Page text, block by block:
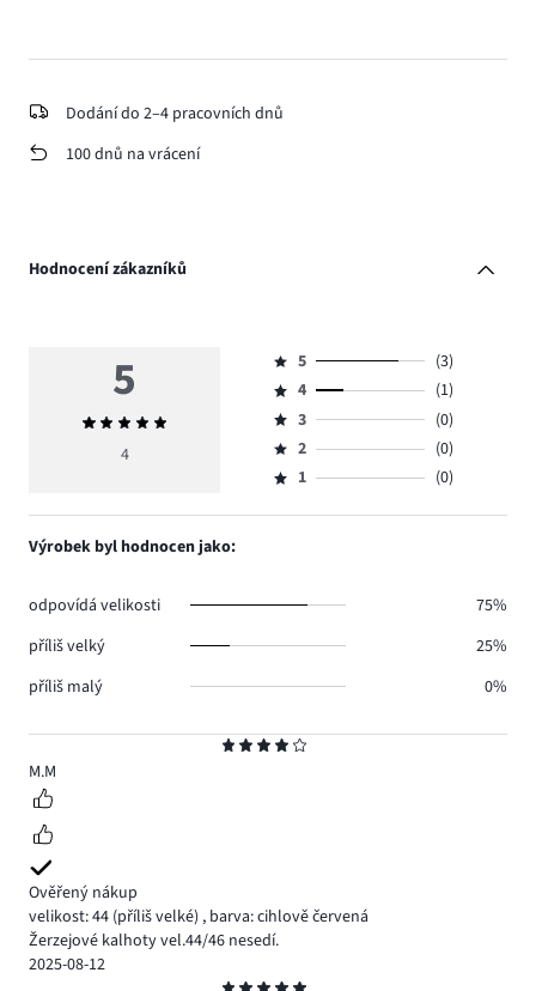
Dodání do 2–4 pracovních dnů
100 dnů na vrácení
Hodnocení zákazníků
4
M.M
Ověřený nákup
velikost: 44 (příliš velké) , barva: cihlově červená
Žerzejové kalhoty vel.44/46 nesedí.
2025-08-12
5
Průměrné
hodnocení
4
Hodnocení
5,
počet
hlasů
3.
5
(3)
Hodnocení
4,
počet
hlasů
4
(1)
Hodnocení
3,
počet
3
(0)
Hodnocení
2,
2
(0)
Hodnocení
1,
1 (0)
Výrobek byl hodnocen jako:
odpovídá velikosti
75%
příliš velký
25%
příliš malý
0%